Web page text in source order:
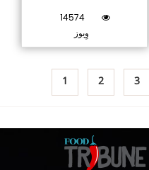
14574
وِیوز
1 2 3